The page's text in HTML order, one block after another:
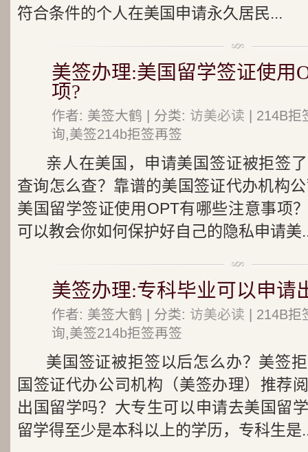
符合条件的个人在美国申请永久居民...
美签办理:美国留学签证使用
项?
作者: 美签大鹤 | 分类: 访美必读 | 214B
询,美签214b拒签再签
亲人在美国，申请美国签证被拒签
查询怎么查？靠谱的美国签证代办机构
美国留学签证使用OPT有哪些注意事项
可以教会你如何保护好自己的隐私申请美
美签办理:专科毕业可以申请
作者: 美签大鹤 | 分类: 访美必读 | 214B
询,美签214b拒签再签
美国签证被拒签以后怎么办？美签
国签证代办公司机构（美签办理）推荐
出国留学吗？大专生可以申请去美国留
留学得至少是本科以上的学历，专科生是